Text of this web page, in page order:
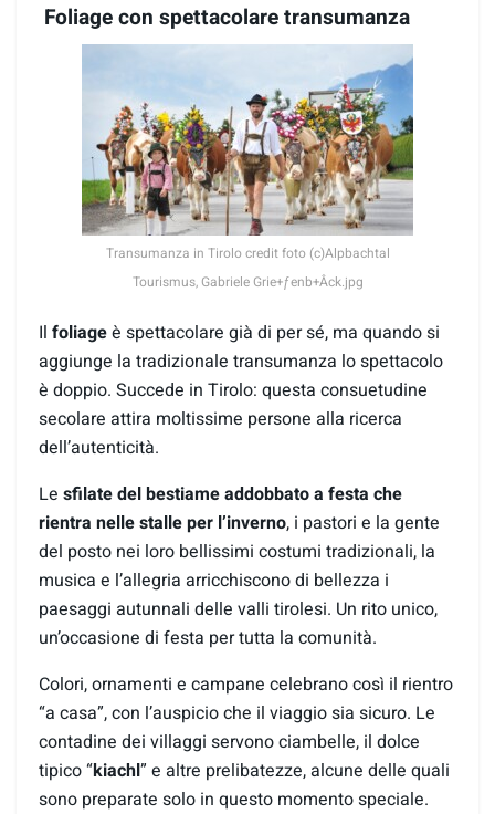
Foliage con spettacolare transumanza
Transumanza in Tirolo credit foto (c)Alpbachtal
Tourismus, Gabriele Grie+ƒenb+Âck.jpg
Il foliageè spettacolare già di per sé, ma quando si
aggiunge la tradizionale transumanza lo spettacolo
è doppio. Succede in Tirolo: questa consuetudine
secolare attira moltissime persone alla ricerca
dell’autenticità.
Le sfilate del bestiame addobbato a festa che
rientra nelle stalle per l’inverno, i pastori e la gente
del posto nei loro bellissimi costumi tradizionali, la
musica e l’allegria arricchiscono di bellezza i
paesaggi autunnali delle valli tirolesi. Un rito unico,
un’occasione di festa per tutta la comunità.
Colori, ornamenti e campane celebrano così il rientro
“a casa”, con l’auspicio che il viaggio sia sicuro. Le
contadine dei villaggi servono ciambelle, il dolce
tipico “kiachl” e altre prelibatezze, alcune delle quali
sono preparate solo in questo momento speciale.